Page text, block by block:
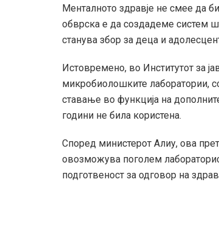
Менталното здравје не смее да
обврска е да создадеме систем
станува збор за деца и
Истовремено, во Институтот за
микробиолошките лаборатории,
ставање во функција на
години не била користена.
Според министерот Алиу, ова
овозможува поголем
подготвеност за одговор на